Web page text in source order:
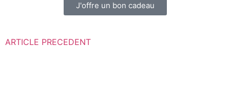
J'offre un bon cadeau
ARTICLE PRECEDENT